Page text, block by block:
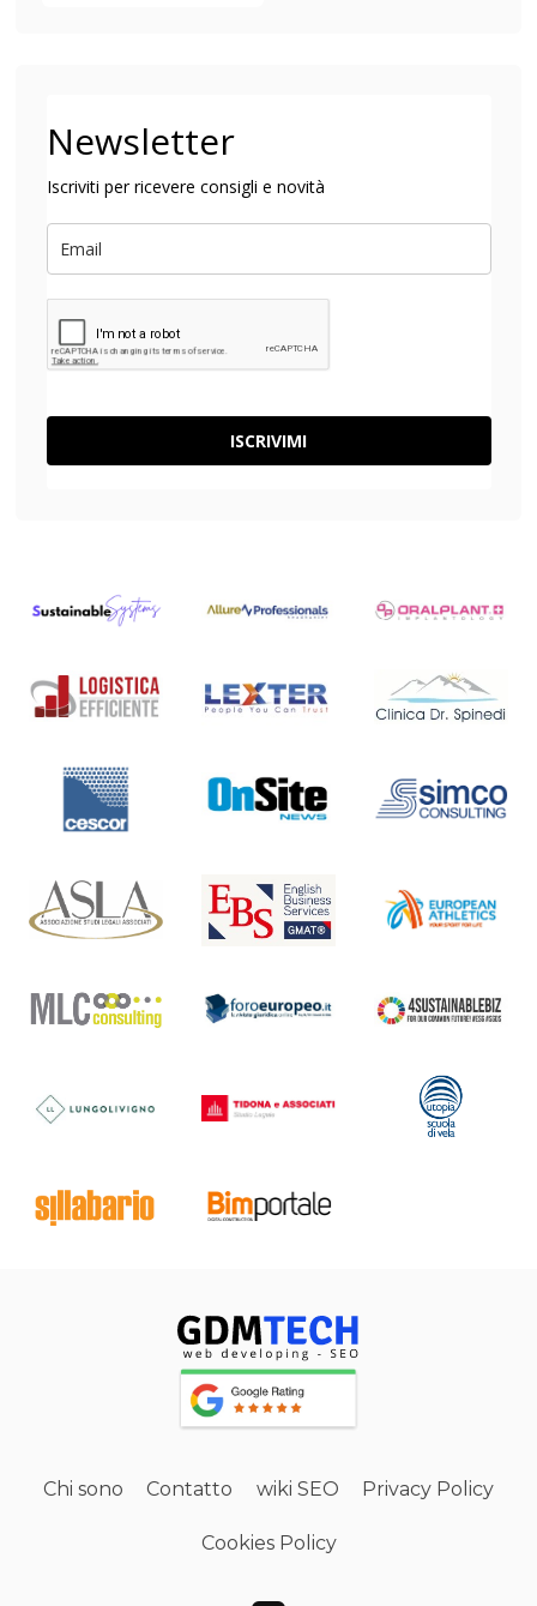
Newsletter
Iscriviti per ricevere consigli e novità
ISCRIVIMI
Chi sono Contatto wiki SEO Privacy Policy
Cookies Policy